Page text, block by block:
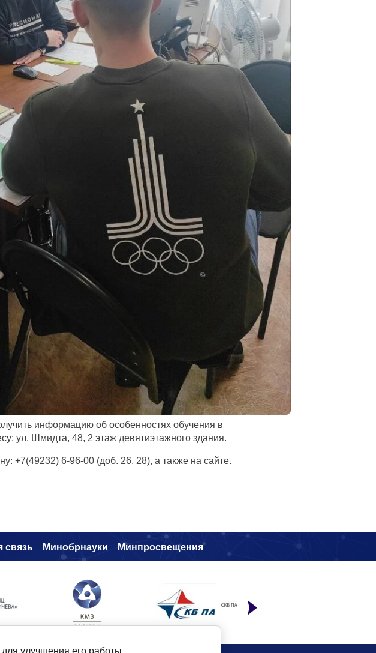
информацию об особенностях обучения в
ул. Шмидта, 48, 2 этаж девятиэтажного здания.
+7(49232) 6-96-00 (доб. 26, 28), а также на сайте.
связь Минобрнауки Минпросвещения
улучшения его работы.